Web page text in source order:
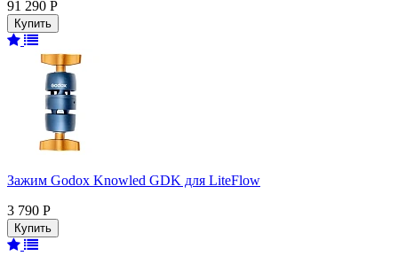
91 290 Р
Зажим Godox Knowled GDK для LiteFlow
3 790 Р